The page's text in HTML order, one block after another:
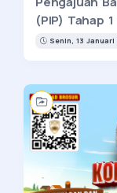
(PIP) Tahap
Senin, 13 Januari